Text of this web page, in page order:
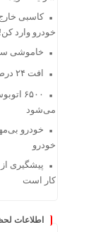
خودرو وارد کن!
خاموشی
افت ۲۴ درصدی تولید خودرو در کشور
۶۵۰۰
می‌شود
خودرو
خودرو
پیشگیری
کار است
اطلاعات